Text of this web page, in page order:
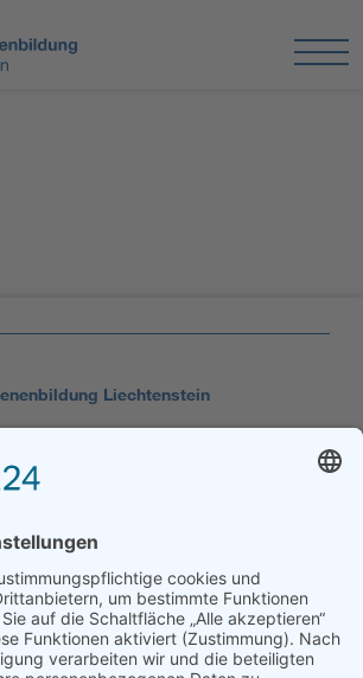
Liechtenstein